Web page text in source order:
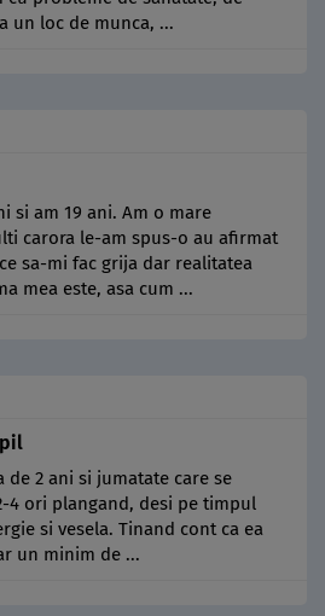
un loc de munca, ...
si am 19 ani. Am o mare
carora le-am spus-o au afirmat
sa-mi fac grija dar realitatea
mea este, asa cum ...
de 2 ani si jumatate care se
4 ori plangand, desi pe timpul
si vesela. Tinand cont ca ea
un minim de ...